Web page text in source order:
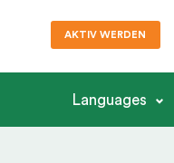
AKTIV WERDEN
Languages